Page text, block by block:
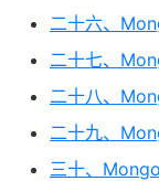
二十六、
二十七、
二十八、
二十九、
三十、